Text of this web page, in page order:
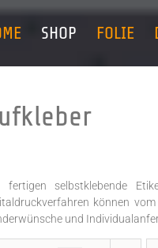
SHOP FOLIE
fertigen selbstklebende
können
und